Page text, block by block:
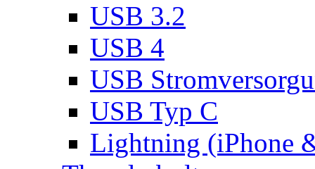
USB 3.2
USB 4
USB
USB Typ C
Lightning (iPhone